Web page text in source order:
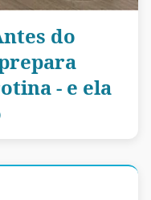
do
- e ela